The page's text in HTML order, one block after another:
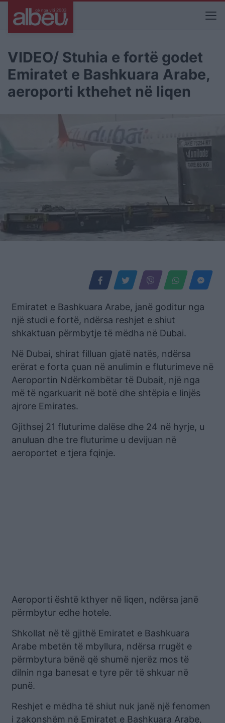
VIDEO/ Stuhia e fortë godet
Emiratet e Bashkuara Arabe,
aeroporti kthehet në liqen
Emiratet e Bashkuara Arabe, janë goditur nga
një studi e fortë, ndërsa reshjet e shiut
shkaktuan përmbytje të mëdha në Dubai.
Në Dubai, shirat filluan gjatë natës, ndërsa
erërat e forta çuan në anulimin e fluturimeve në
Aeroportin Ndërkombëtar të Dubait, një nga
më të ngarkuarit në botë dhe shtëpia e linjës
ajrore Emirates.
Gjithsej 21 fluturime dalëse dhe 24 në hyrje, u
anuluan dhe tre fluturime u devijuan në
aeroportet e tjera fqinje.
Aeroporti është kthyer në liqen, ndërsa janë
përmbytur edhe hotele.
Shkollat ​​në të gjithë Emiratet e Bashkuara
Arabe mbetën të mbyllura, ndërsa rrugët e
përmbytura bënë që shumë njerëz mos të
dilnin nga banesat e tyre për të shkuar në
punë.
Reshjet e mëdha të shiut nuk janë një fenomen
i zakonshëm në Emiratet e Bashkuara Arabe,